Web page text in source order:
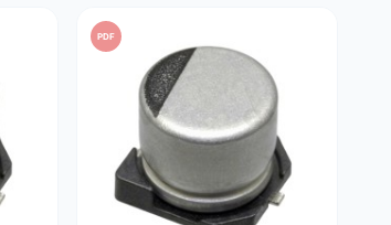
hoger is dan de werkelijke spanning van
PDF